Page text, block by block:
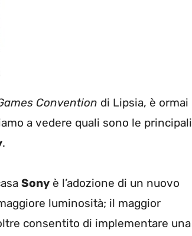
Convention di Lipsia, è ormai
a vedere quali sono le principali
.
Sony è l’adozione di un nuovo
luminosità; il maggior
consentito di implementare una